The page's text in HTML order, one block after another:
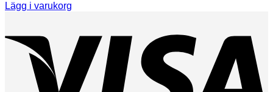
Lägg i varukorg